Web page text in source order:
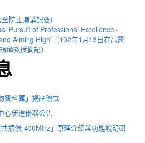
院士演講記要)
Pursuit of Professional Excellence -
Aiming High”（102年1月13日在高醫
璋教授摘記）
資料庫」揭牌儀式
心新進儀器公告
振儀-400MHz」原理介紹與功能說明研